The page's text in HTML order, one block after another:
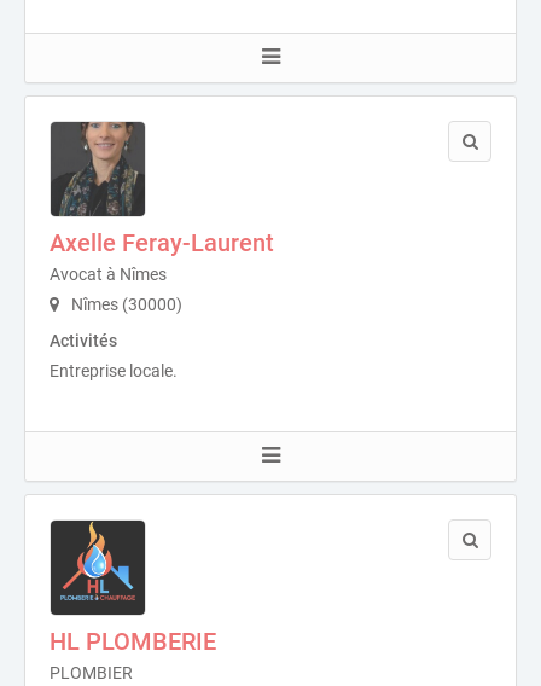
Axelle Feray-Laurent
Avocat à Nîmes
Nîmes (30000)
Activités
Entreprise locale.
HL PLOMBERIE
PLOMBIER